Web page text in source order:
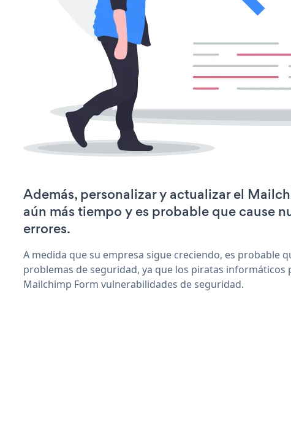
Además, personalizar y actualizar el
aún más tiempo y es probable que cause
errores.
A medida que su empresa sigue creciendo, es probable
problemas de seguridad, ya que los piratas
Mailchimp Form vulnerabilidades de seguridad.